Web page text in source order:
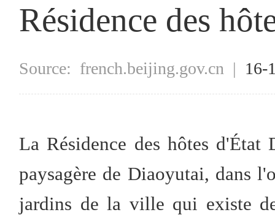
Résidence des
Source: french.beijing.gov.cn |
La Résidence des hôtes d'État
paysagère de Diaoyutai, dans
jardins de la ville qui existe